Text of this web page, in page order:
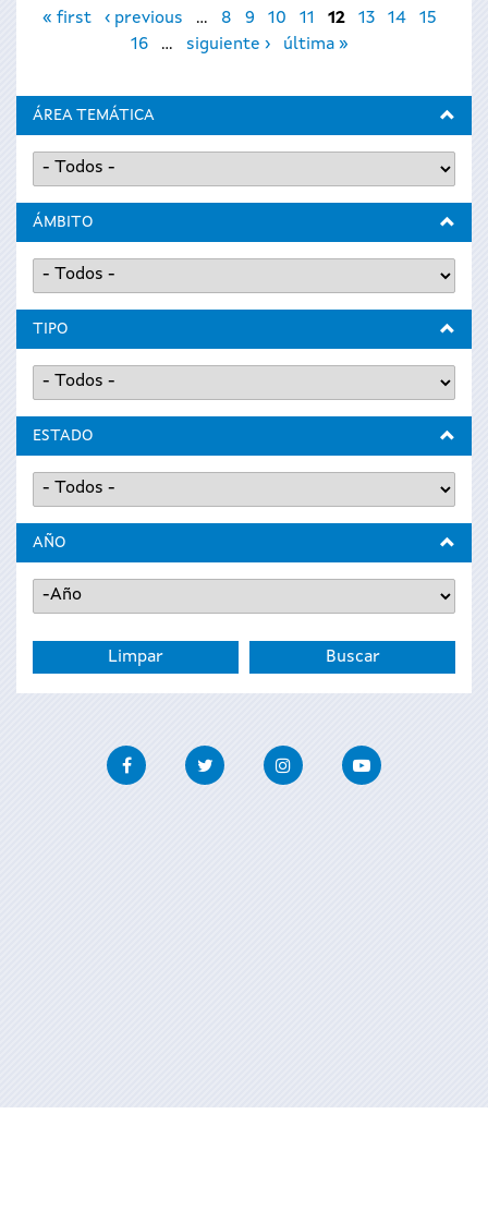
Páginas
« first ‹ previous … 8 9 10 11 12 13 14
15
16
… siguiente › última »
ÁREA TEMÁTICA
ÁMBITO
TIPO
ESTADO
AÑO
Año
Año
FacebookTwitter InstagramYoutube